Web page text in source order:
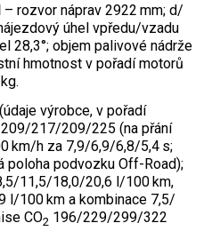
– rozvor náprav 2922 mm; d/
úhel vpředu/vzadu
28,3°; objem palivové nádrže
hmotnost v pořadí motorů
(údaje výrobce, v pořadí
217/209/225 (na přání
km/h za 7,9/6,9/6,8/5,4 s;
poloha podvozku Off-Road);
11,5/18,0/20,6 l/100 km,
l/100 km a kombinace 7,5/
CO2 196/229/299/322